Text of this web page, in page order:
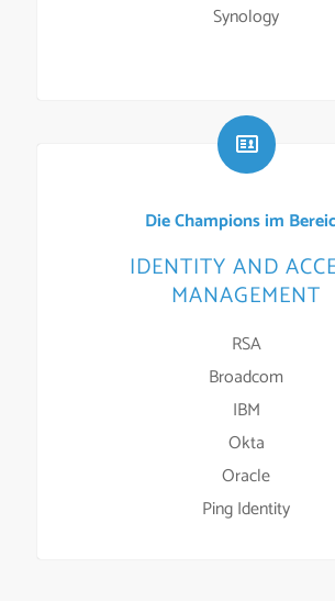
Synology
Die Champions im
IDENTITY AND
MANAGEMENT
RSA
Broadcom
IBM
Okta
Oracle
Ping Identity